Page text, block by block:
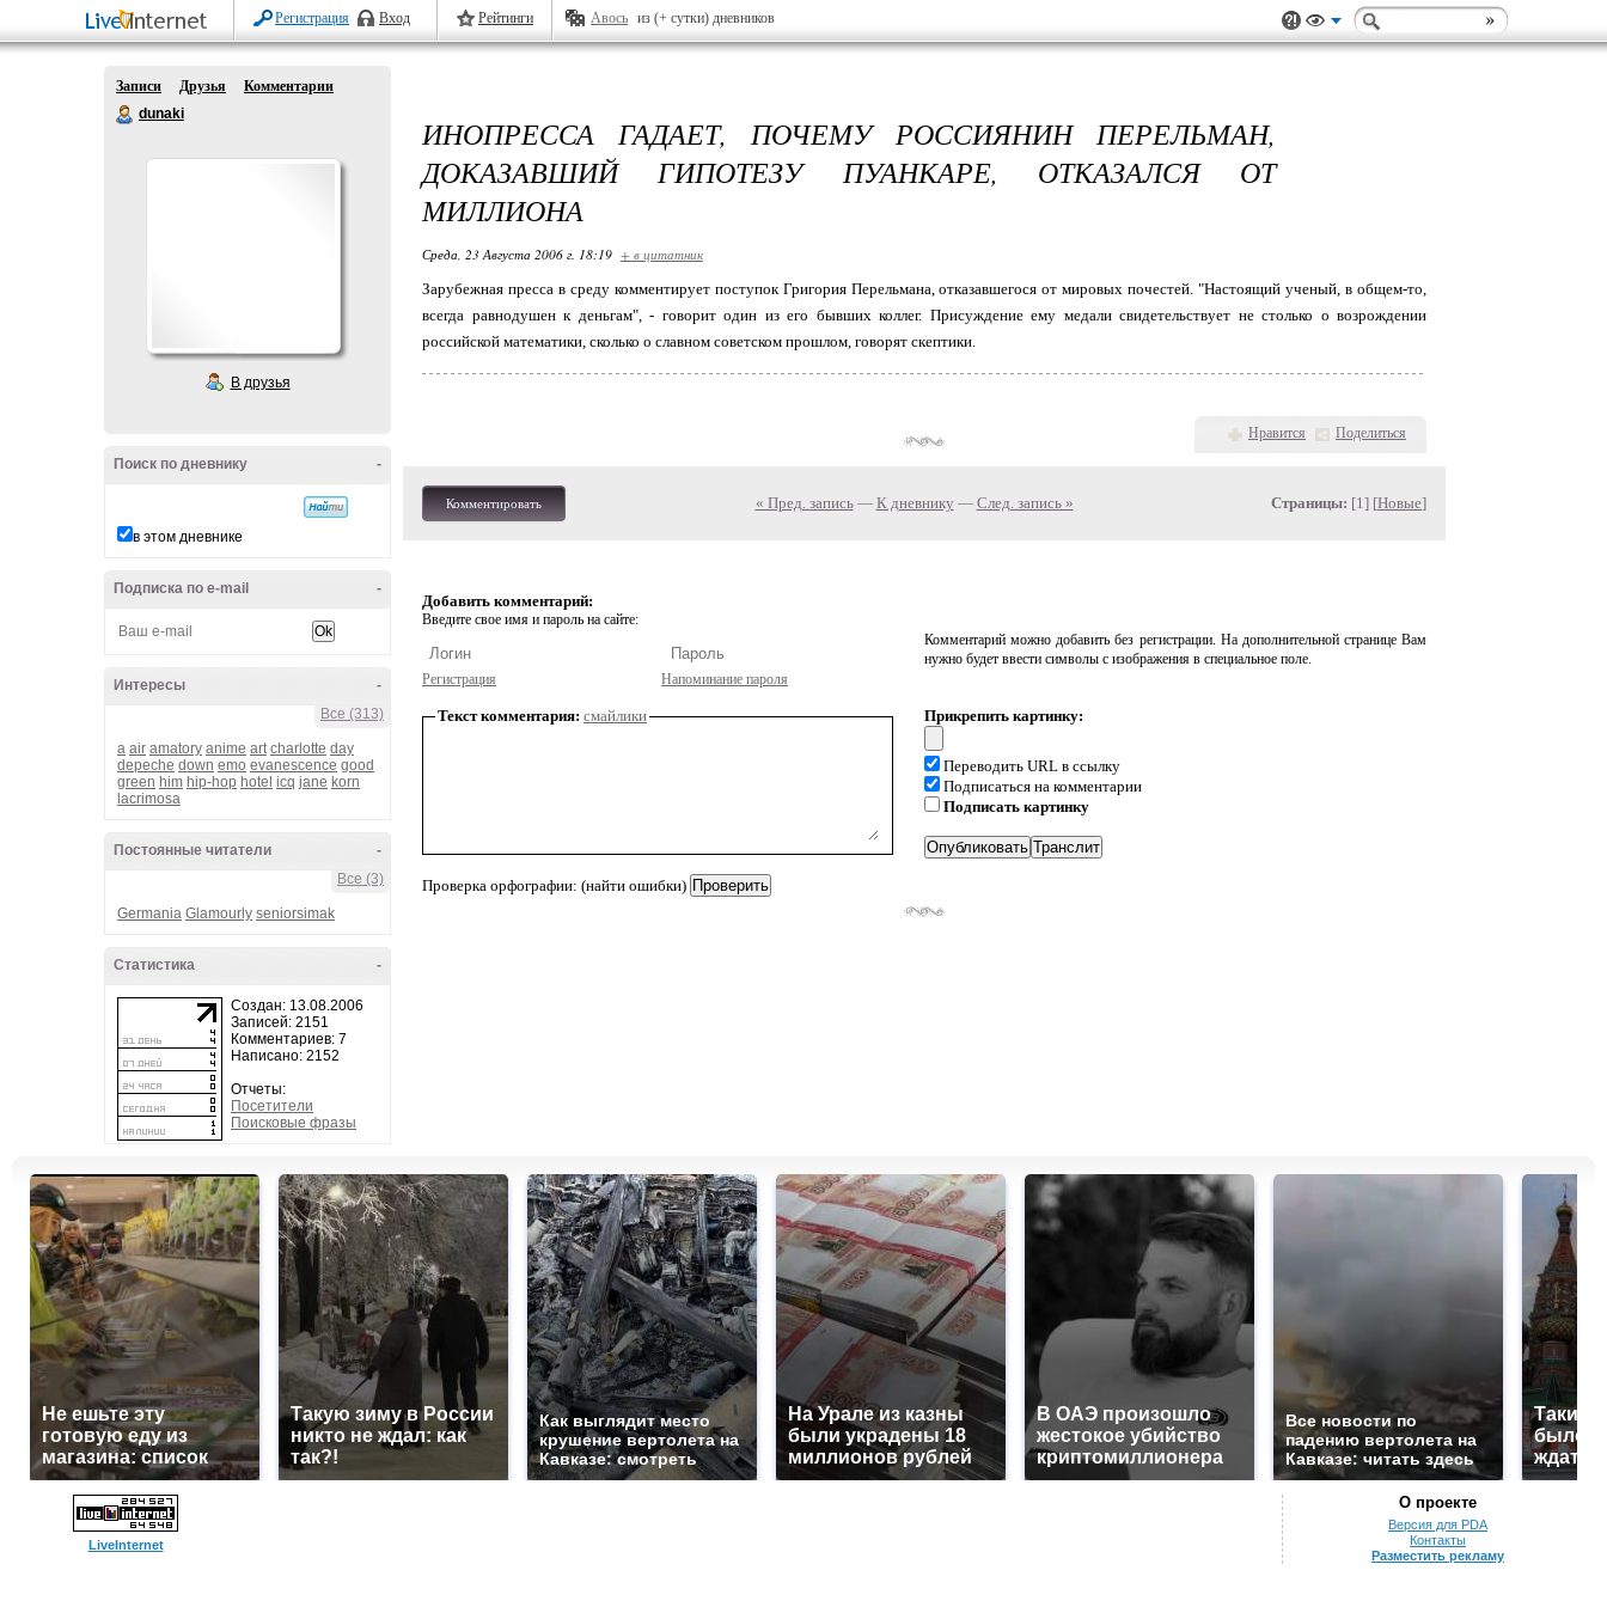
Регистрация Вход Рейтинги Авось из (+ сутки) дневников
Записи Друзья
Комментарии
dunaki
В друзья
-
Поиск по дневнику
в этом дневнике
-
Подписка по e-mail
-
Интересы
Все (313)
a air amatory anime art charlotte day
depeche down emo evanescence good
green him hip-hop hotel icq jane korn
lacrimosa
-
Постоянные читатели
Все (3)
Germania Glamourly seniorsimak
-
Статистика
Создан: 13.08.2006
Записей: 2151
Комментариев: 7
Написано: 2152
Отчеты:
Посетители
Поисковые фразы
ИНОПРЕССА ГАДАЕТ, ПОЧЕМУ РОССИЯНИН ПЕРЕЛЬМАН,
ДОКАЗАВШИЙ ГИПОТЕЗУ ПУАНКАРЕ, ОТКАЗАЛСЯ ОТ
МИЛЛИОНА
Среда, 23 Августа 2006 г. 18:19 + в цитатник
Зарубежная пресса в среду комментирует поступок Григория Перельмана, отказавшегося от мировых почестей. "Настоящий ученый, в общем-то,
всегда равнодушен к деньгам", - говорит один из его бывших коллег. Присуждение ему медали свидетельствует не столько о возрождении
российской математики, сколько о славном советском прошлом, говорят скептики.
Нравится Поделиться
Комментировать « Пред. запись— К дневнику — След. запись » Страницы: [1] [Новые]
Добавить комментарий:
Введите свое имя и пароль на сайте:
Регистрация Напоминание пароля
Комментарий можно добавить без регистрации. На дополнительной странице Вам
нужно будет ввести символы с изображения в специальное поле.
Текст комментария: смайлики
Проверка орфографии: (найти ошибки)
Прикрепить картинку:
Переводить URL в ссылку
Подписаться на комментарии
Подписать картинку
Не ешьте эту
готовую еду из
магазина: список
Такую зиму в России
никто не ждал: как
так?!
Как выглядит место
крушение вертолета на
Кавказе: смотреть
На Урале из казны
были украдены 18
миллионов рублей
В ОАЭ произошло
жестокое убийство
криптомиллионера
Все новости по
падению вертолета на
Кавказе: читать здесь
Таких
было с
ждать
LiveInternet
О проекте
Версия для PDA
Контакты
Разместить рекламу